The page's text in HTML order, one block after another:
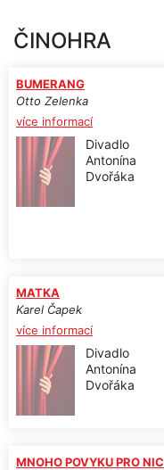
ČINOHRA
BUMERANG
Otto Zelenka
více informací
Divadlo
Antonína
Dvořáka
MATKA
Karel Čapek
více informací
Divadlo
Antonína
Dvořáka
MNOHO POVYKU PRO NIC